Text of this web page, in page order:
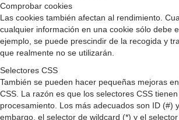
Comprobar cookies
Las cookies también afectan al rendimiento.
cualquier información en una cookie sólo debe
ejemplo, se puede prescindir de la recogida y
que realmente no se utilizarán.
Selectores CSS
También se pueden hacer pequeñas mejoras
CSS. La razón es que los selectores CSS
procesamiento. Los más adecuados son ID (#)
embargo, el selector de wildcard (*) y el